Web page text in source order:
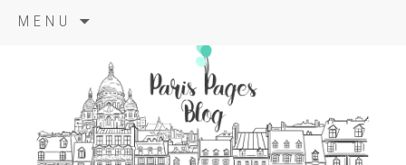
MENU
principal
paris pages
blog